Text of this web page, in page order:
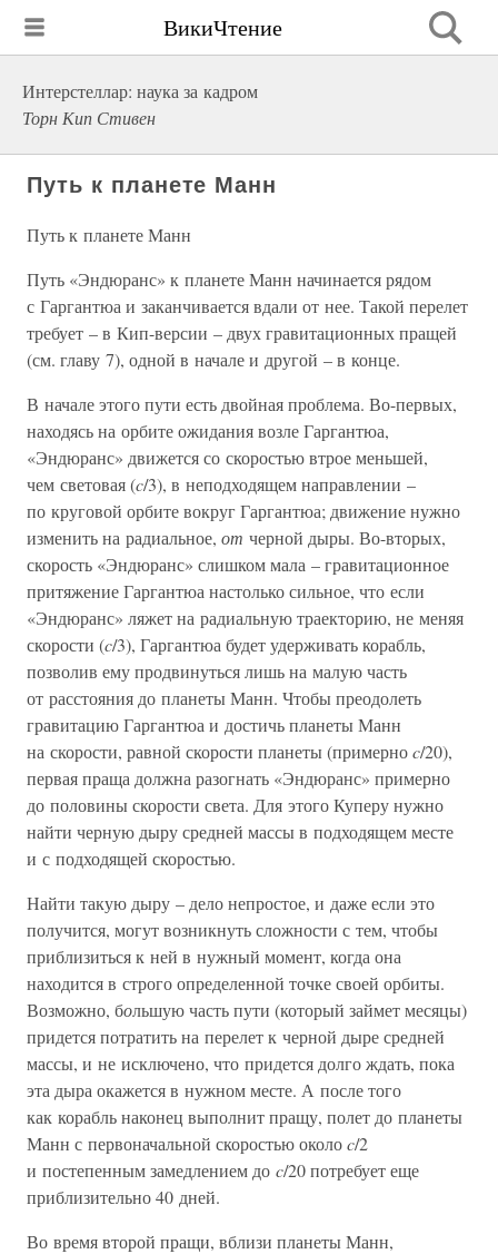
ВикиЧтение
Интерстеллар: наука за кадром
Торн Кип Стивен
Путь к планете Манн
Путь к планете Манн
Путь «Эндюранс» к планете Манн начинается рядом
с Гаргантюа и заканчивается вдали от нее. Такой перелет
требует – в Кип-версии – двух гравитационных пращей
(см. главу 7), одной в начале и другой – в конце.
В начале этого пути есть двойная проблема. Во-первых,
находясь на орбите ожидания возле Гаргантюа,
«Эндюранс» движется со скоростью втрое меньшей,
чем световая (c/3), в неподходящем направлении –
по круговой орбите вокруг Гаргантюа; движение нужно
изменить на радиальное, от черной дыры. Во-вторых,
скорость «Эндюранс» слишком мала – гравитационное
притяжение Гаргантюа настолько сильное, что если
«Эндюранс» ляжет на радиальную траекторию, не меняя
скорости (c/3), Гаргантюа будет удерживать корабль,
позволив ему продвинуться лишь на малую часть
от расстояния до планеты Манн. Чтобы преодолеть
гравитацию Гаргантюа и достичь планеты Манн
на скорости, равной скорости планеты (примерноc/20),
первая праща должна разогнать «Эндюранс» примерно
до половины скорости света. Для этого Куперу нужно
найти черную дыру средней массы в подходящем месте
и с подходящей скоростью.
Найти такую дыру – дело непростое, и даже если это
получится, могут возникнуть сложности с тем, чтобы
приблизиться к ней в нужный момент, когда она
находится в строго определенной точке своей орбиты.
Возможно, большую часть пути (который займет месяцы)
придется потратить на перелет к черной дыре средней
массы, и не исключено, что придется долго ждать, пока
эта дыра окажется в нужном месте. А после того
как корабль наконец выполнит пращу, полет до планеты
Манн с первоначальной скоростью околоc/2
и постепенным замедлением до c/20 потребует еще
приблизительно 40 дней.
Во время второй пращи, вблизи планеты Манн,